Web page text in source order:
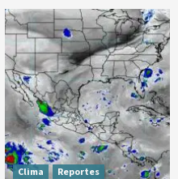
Clima Reportes